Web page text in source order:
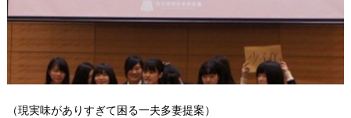
（現実味がありすぎて困る一夫多妻提案）